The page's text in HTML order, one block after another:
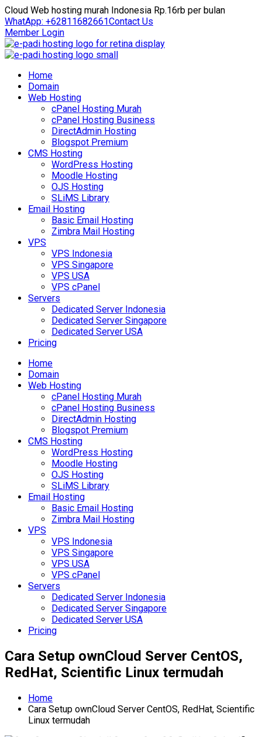
Cloud Web hosting murah Indonesia Rp.16rb per bulan
WhatApp: +62811682661Contact Us
Member Login
Home
Domain
Web Hosting
cPanel Hosting Murah
cPanel Hosting Business
DirectAdmin Hosting
Blogspot Premium
CMS Hosting
WordPress Hosting
Moodle Hosting
OJS Hosting
SLiMS Library
Email Hosting
Basic Email Hosting
Zimbra Mail Hosting
VPS
VPS Indonesia
VPS Singapore
VPS USA
VPS cPanel
Servers
Dedicated Server Indonesia
Dedicated Server Singapore
Dedicated Server USA
Pricing
Home
Domain
Web Hosting
cPanel Hosting Murah
cPanel Hosting Business
DirectAdmin Hosting
Blogspot Premium
CMS Hosting
WordPress Hosting
Moodle Hosting
OJS Hosting
SLiMS Library
Email Hosting
Basic Email Hosting
Zimbra Mail Hosting
VPS
VPS Indonesia
VPS Singapore
VPS USA
VPS cPanel
Servers
Dedicated Server Indonesia
Dedicated Server Singapore
Dedicated Server USA
Pricing
Cara Setup ownCloud Server CentOS,
RedHat, Scientific Linux termudah
Home
Cara Setup ownCloud Server CentOS, RedHat, Scientific
Linux termudah